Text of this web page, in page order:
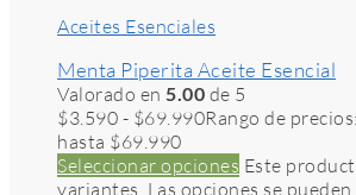
Aceites Esenciales
Menta Piperita Aceite Esencial
Valorado en 5.00 de 5
$3.590 - $69.990Rango de
hasta $69.990
Seleccionar opciones Este
variantes. Las opciones se